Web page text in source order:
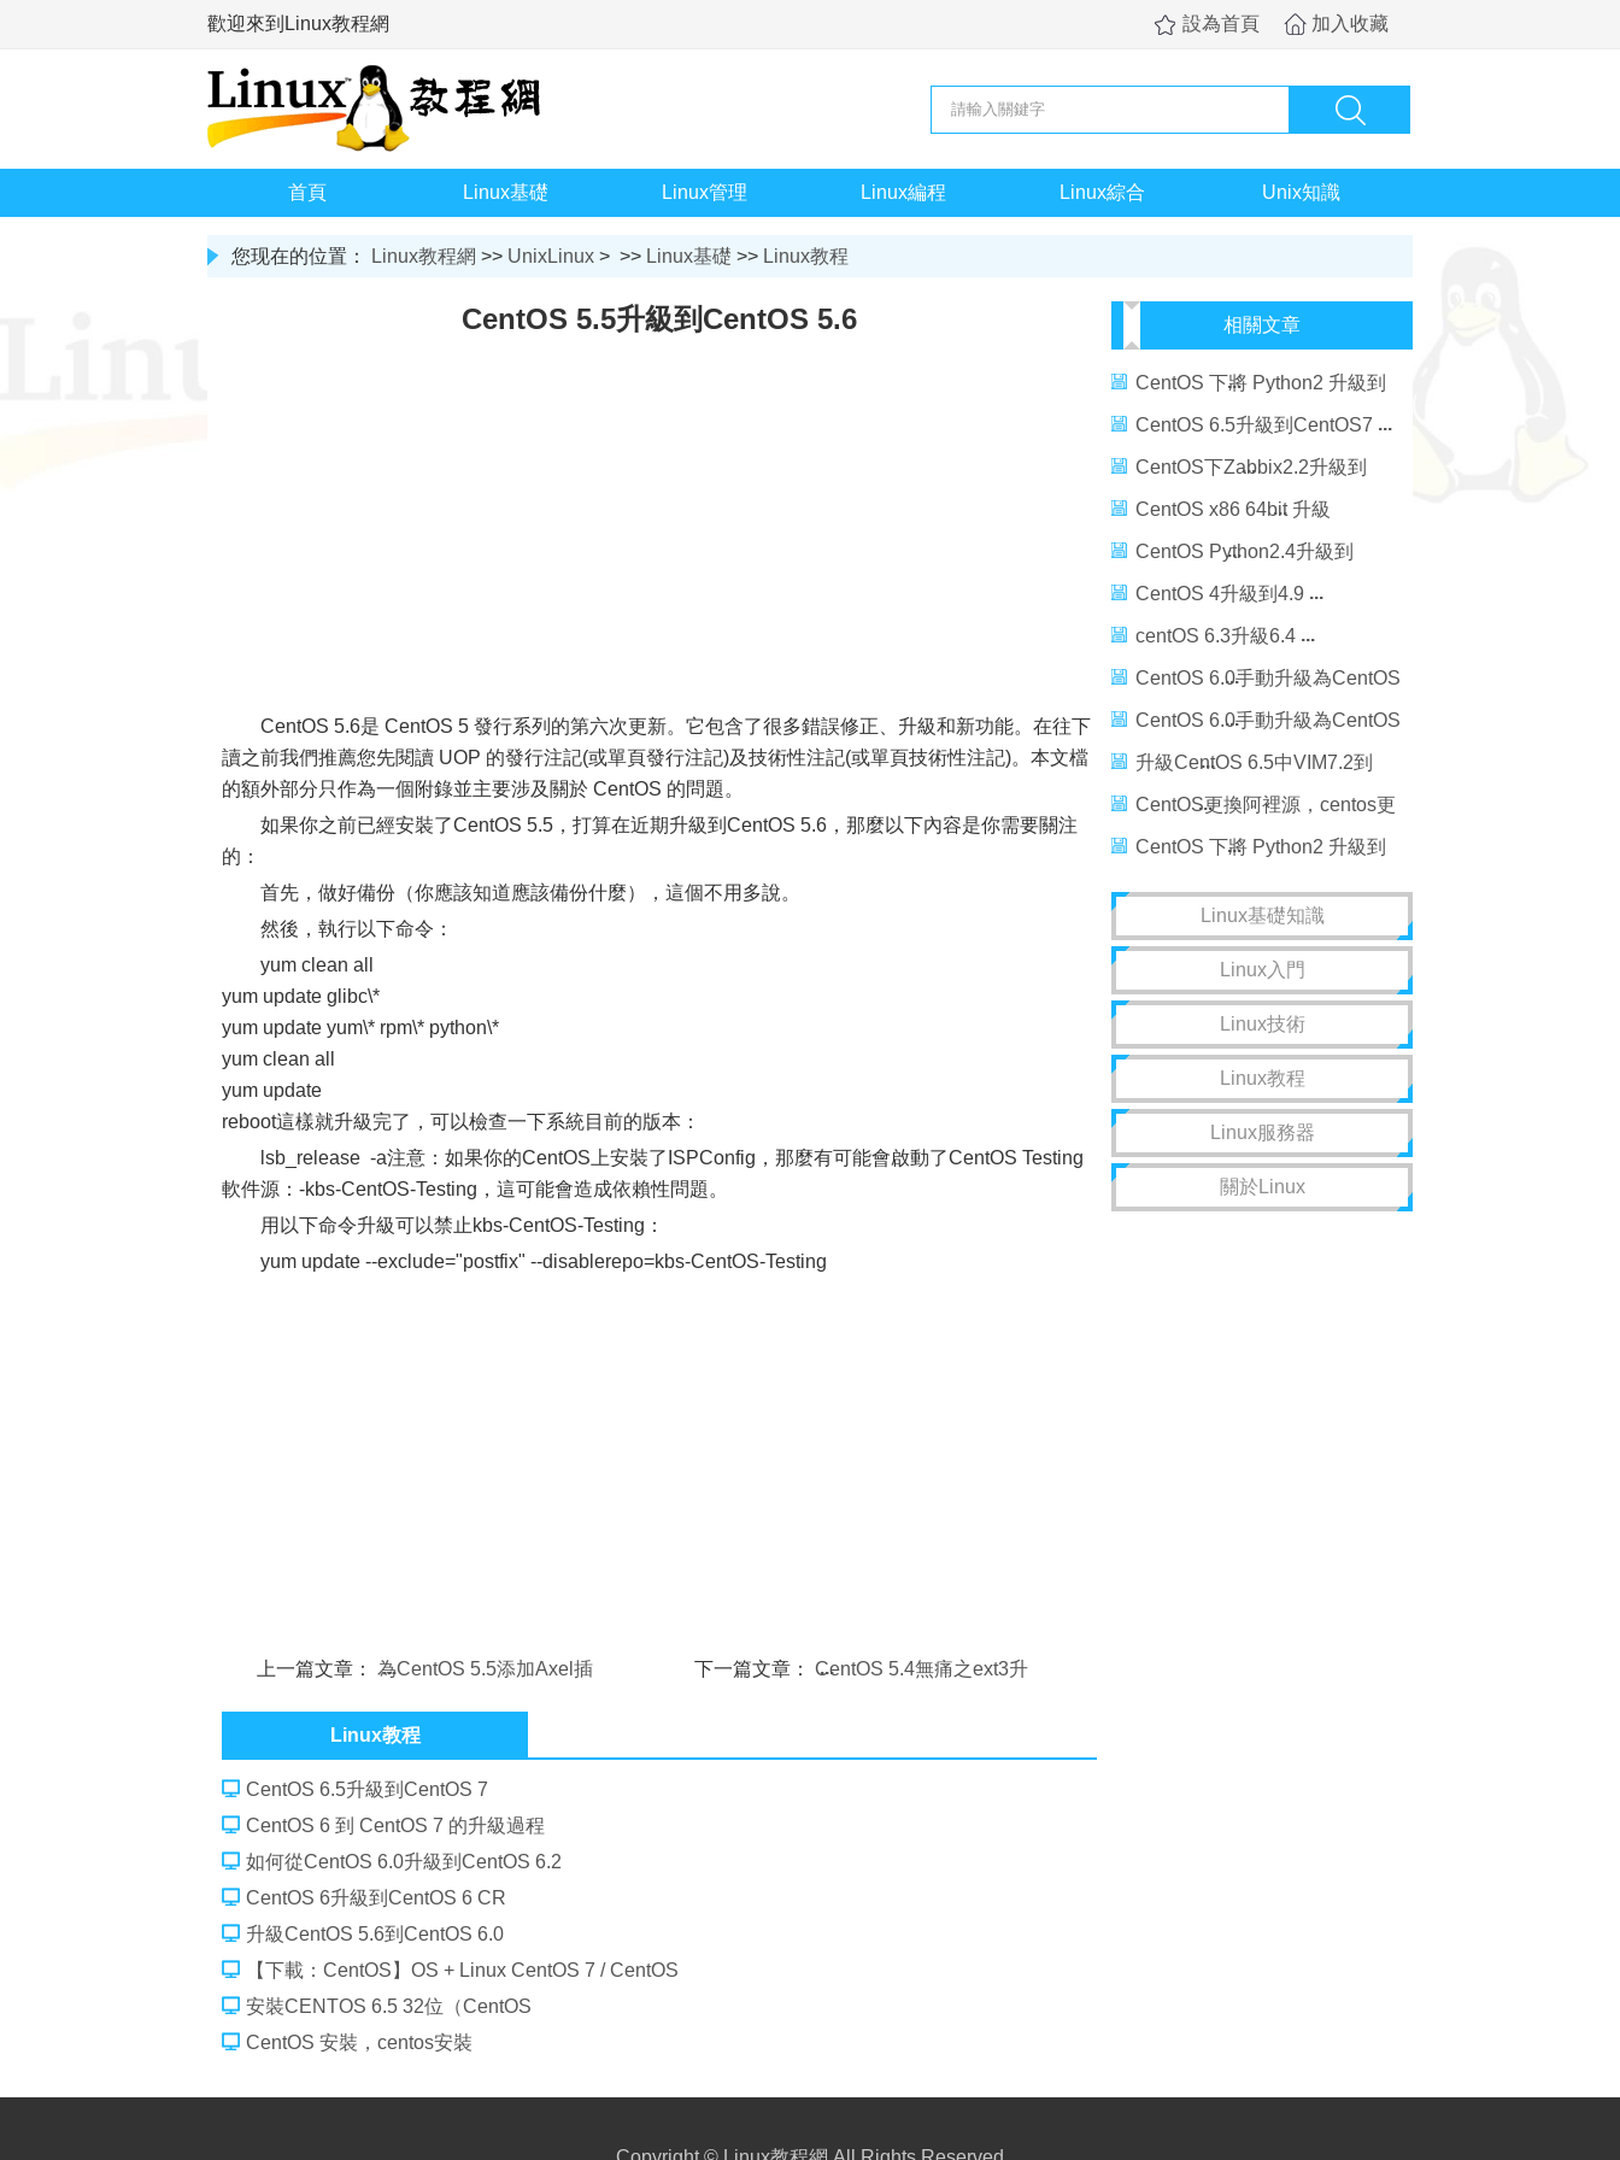
歡迎來到Linux教程網 設為首頁 加入收藏
首頁 Linux基礎 Linux管理 Linux編程 Linux綜合 Unix知識
您现在的位置： Linux教程網 >> UnixLinux > >> Linux基礎 >> Linux教程
CentOS 5.5升級到CentOS 5.6
CentOS 5.6是 CentOS 5 發行系列的第六次更新。它包含了很多錯誤修正、升級和新功能。在往下
讀之前我們推薦您先閱讀 UOP 的發行注記(或單頁發行注記)及技術性注記(或單頁技術性注記)。本文檔
的額外部分只作為一個附錄並主要涉及關於 CentOS 的問題。
如果你之前已經安裝了CentOS 5.5，打算在近期升級到CentOS 5.6，那麼以下內容是你需要關注
的：
首先，做好備份（你應該知道應該備份什麼），這個不用多說。
然後，執行以下命令：
yum clean all
yum update glibc\*
yum update yum\* rpm\* python\*
yum clean all
yum update
reboot這樣就升級完了，可以檢查一下系統目前的版本：
lsb_release -a注意：如果你的CentOS上安裝了ISPConfig，那麼有可能會啟動了CentOS Testing
軟件源：-kbs-CentOS-Testing，這可能會造成依賴性問題。
用以下命令升級可以禁止kbs-CentOS-Testing：
yum update --exclude="postfix" --disablerepo=kbs-CentOS-Testing
上一篇文章：為CentOS 5.5添加Axel插
下一篇文章： CentOS 5.4無痛之ext3升
Linux教程
CentOS 6.5升級到CentOS 7
CentOS 6 到 CentOS 7 的升級過程
如何從CentOS 6.0升級到CentOS 6.2
CentOS 6升級到CentOS 6 CR
升級CentOS 5.6到CentOS 6.0
【下載：CentOS】OS + Linux CentOS 7 / CentOS
安裝CENTOS 6.5 32位（CentOS
CentOS 安裝，centos安裝
相關文章
CentOS 下將 Python2 升級到
Python3.5
CentOS 6.5升級到CentOS7
CentOS下Zabbix2.2升級到
Zabbix3.0.2
CentOS x86 64bit 升級
Python2.6到2.7
CentOS Python2.4升級到
Python2.7
CentOS 4升級到4.9
centOS 6.3升級6.4
CentOS 6.0手動升級為CentOS
6.2的方法
CentOS 6.0手動升級為CentOS
6.2的方法
升級CentOS 6.5中VIM7.2到
VIM7.4
CentOS更換阿裡源，centos更
換阿裡
CentOS 下將 Python2 升級到
Python3.5
Linux基礎知識
Linux入門
Linux技術
Linux教程
Linux服務器
關於Linux